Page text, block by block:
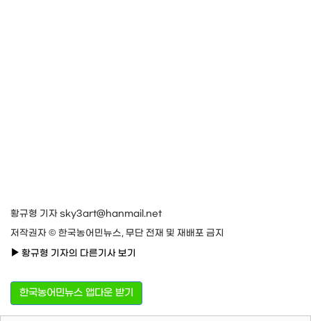
황규형 기자 sky3art@hanmail.net
저작권자 © 한국농어민뉴스, 무단 전재 및 재배포 금지
황규형 기자의 다른기사 보기
한국농어민뉴스 앱다운 받기